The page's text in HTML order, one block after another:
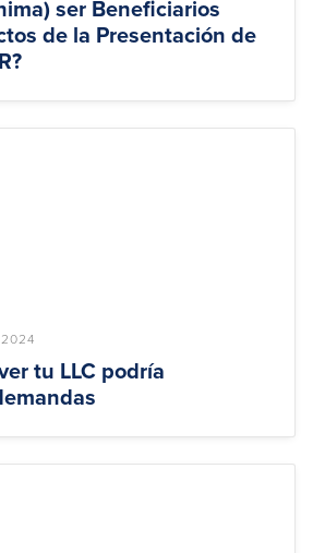
ser Beneficiarios
de la Presentación de
2024
tu LLC podría